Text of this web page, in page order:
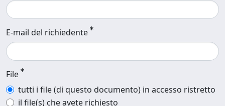
E-mail del richiedente
File
tutti i file (di questo documento) in accesso ristretto
il file(s) che avete richiesto